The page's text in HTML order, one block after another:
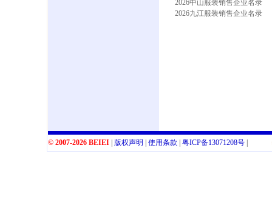
2026中山服装销售企业名录
2026九江服装销售企业名录
© 2007-2026 BEIEI| 版权声明 使用条款 粤ICP备13071208号|